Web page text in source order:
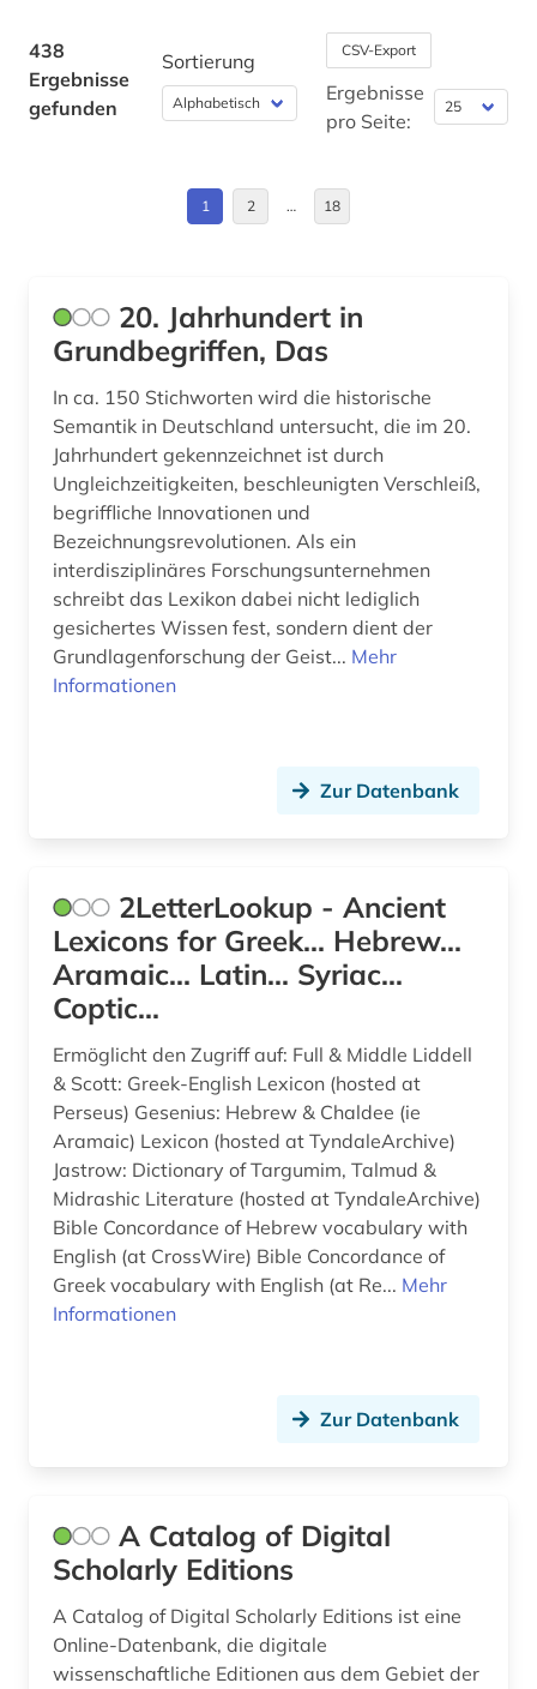
asien (2)
asien-afrika-wissenschaft (2)
asien-literatur (1)
audiodatei (2)
aufenthalt (1)
aufklärung (1)
aufsatz (1)
aufzeichnung (1)
aussprache (3)
australien (2)
avestisch (1)
bahr (1)
bairisch (1)
balkanromanistik (6)
bargfeld (1)
bayern (2)
belutschisch (1)
berlin (1)
besonderheit (1)
bestandserhaltung (1)
Deutschland (DDR) (1)
Griechenland (1)
Griechenland (Altertum) (2)
Großbritannien (10)
Hamburg (1)
Irland (1)
Island (8)
Israel (4)
Italien (8)
Luxemburg (2)
Mittelamerika (1)
Niedersachsen (1)
Nordamerika (2)
Norwegen (12)
Oesterreich (10)
Osmanisches Reich (1)
Ostasien (5)
Portugal (2)
Russland, Sowjetunion (3)
Sachsen (1)
Sachsen-Anhalt (1)
438
Ergebnisse
gefunden
Sortierung CSV-Export
Ergebnisse
pro Seite:
1 2 … 18
20. Jahrhundert in
Grundbegriffen, Das
In ca. 150 Stichworten wird die historische
Semantik in Deutschland untersucht, die im 20.
Jahrhundert gekennzeichnet ist durch
Ungleichzeitigkeiten, beschleunigten Verschleiß,
begriffliche Innovationen und
Bezeichnungsrevolutionen. Als ein
interdisziplinäres Forschungsunternehmen
schreibt das Lexikon dabei nicht lediglich
gesichertes Wissen fest, sondern dient der
Grundlagenforschung der Geist... Mehr
Informationen
Zur Datenbank
2LetterLookup - Ancient
Lexicons for Greek... Hebrew...
Aramaic... Latin... Syriac...
Coptic...
Ermöglicht den Zugriff auf: Full & Middle Liddell
& Scott: Greek-English Lexicon (hosted at
Perseus) Gesenius: Hebrew & Chaldee (ie
Aramaic) Lexicon (hosted at TyndaleArchive)
Jastrow: Dictionary of Targumim, Talmud &
Midrashic Literature (hosted at TyndaleArchive)
Bible Concordance of Hebrew vocabulary with
English (at CrossWire) Bible Concordance of
Greek vocabulary with English (at Re... Mehr
Informationen
Zur Datenbank
A Catalog of Digital
Scholarly Editions
A Catalog of Digital Scholarly Editions ist eine
Online-Datenbank, die digitale
wissenschaftliche Editionen aus dem Gebiet der